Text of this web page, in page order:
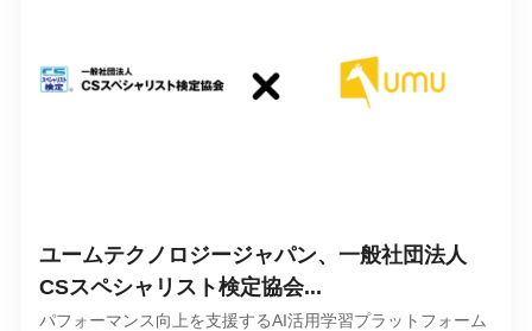
ユームテクノロジージャパン、一般社団法人
CSスペシャリスト検定協会...
パフォーマンス向上を支援するAI活用学習プラットフォーム